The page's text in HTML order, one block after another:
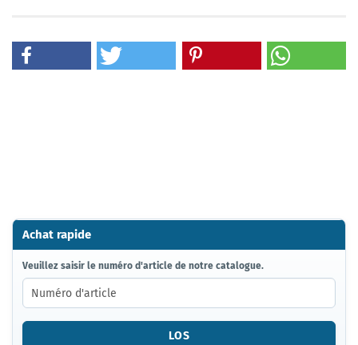
Achat rapide
VEUILLEZ
SAISIR
LE
NUMÉRO
D'ARTICLE
Veuillez saisir le numéro d'article de notre catalogue.
LOS